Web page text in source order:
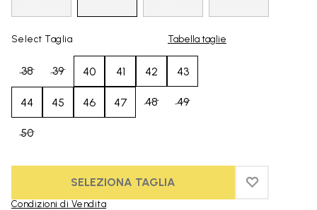
Select Taglia Tabella taglie
38 39 40 41 42 43
44 45 46 47 48 49
50
SELEZIONA TAGLIA ADD TO
ADD TO
Condizioni di Vendita